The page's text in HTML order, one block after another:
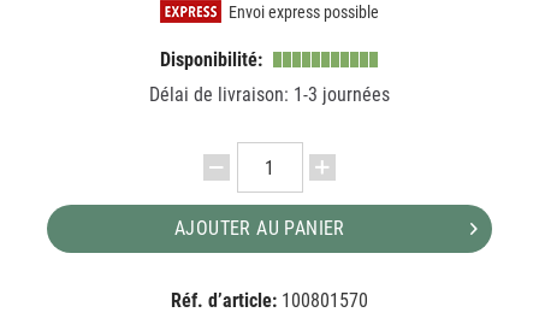
Envoi express possible
Disponibilité:
Délai de livraison: 1-3 journées
AJOUTER AU PANIER
Réf. d’article: 100801570